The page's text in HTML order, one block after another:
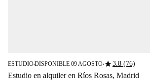
ESTUDIO■DISPONIBLE 09 AGOSTO■star3.8 (76)
Estudio en alquiler en Ríos Rosas, Madrid